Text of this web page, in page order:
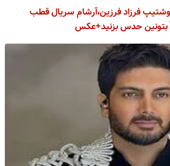
فرزاد فرزین،آرشام سریال قطب
حدس بزنید+عکس